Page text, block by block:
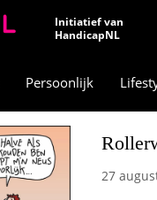
Initiatief van
HandicapNL
Persoonlijk
27